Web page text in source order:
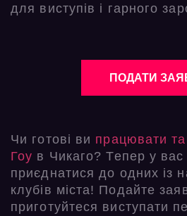
для виступів і гарного
ПОДАТИ
Чи готові ви працювати
Гоу в Чикаго? Тепер у
приєднатися до одних із
клубів міста! Подайте
приготуйтеся виступати